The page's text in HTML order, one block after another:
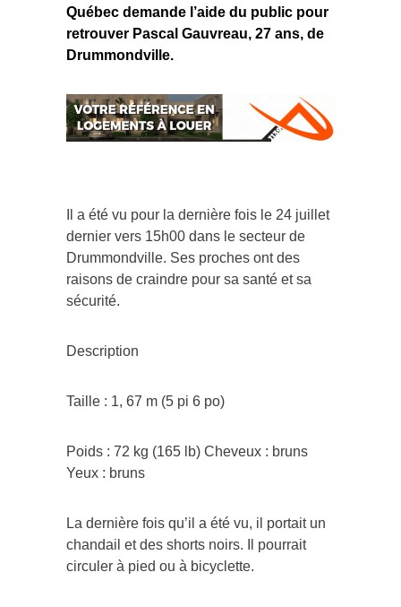
Québec demande l’aide du public pour
retrouver Pascal Gauvreau, 27 ans, de
Drummondville.
Il a été vu pour la dernière fois le 24 juillet
dernier vers 15h00 dans le secteur de
Drummondville. Ses proches ont des
raisons de craindre pour sa santé et sa
sécurité.
Description
Taille : 1, 67 m (5 pi 6 po)
Poids : 72 kg (165 lb) Cheveux : bruns
Yeux : bruns
La dernière fois qu’il a été vu, il portait un
chandail et des shorts noirs. Il pourrait
circuler à pied ou à bicyclette.